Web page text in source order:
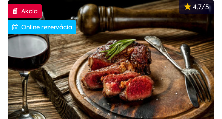
4.7/5
Akcia
Online rezervácia